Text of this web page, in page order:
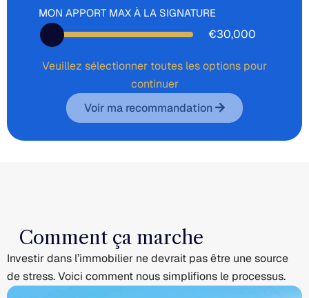
MON APPORT MAX À LA SIGNATURE
€30,000
Veuillez sélectionner toutes les options pour
continuer
Voir ma recommandation
Comment ça marche
Investir dans l’immobilier ne devrait pas être une source
de stress. Voici comment nous simplifions le processus.